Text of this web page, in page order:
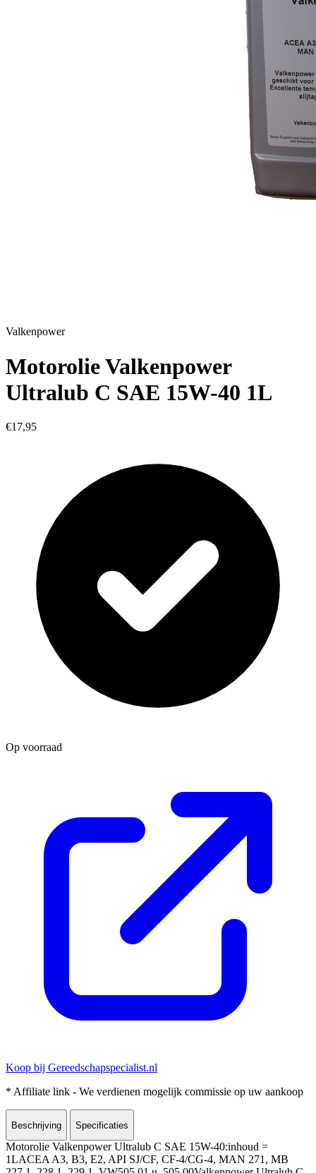
Valkenpower
Motorolie Valkenpower
Ultralub C SAE 15W-40 1L
€17,95
Op voorraad
Koop bij Gereedschapspecialist.nl
* Affiliate link - We verdienen mogelijk commissie op uw aankoop
Beschrijving Specificaties
Motorolie Valkenpower Ultralub C SAE 15W-40:inhoud =
1LACEA A3, B3, E2, API SJ/CF, CF-4/CG-4, MAN 271, MB